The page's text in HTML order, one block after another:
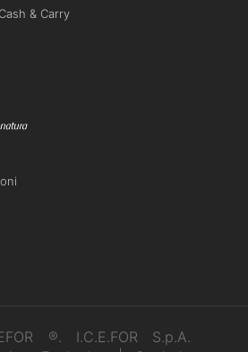
& Carry
®. I.C.E.FOR S.p.A.